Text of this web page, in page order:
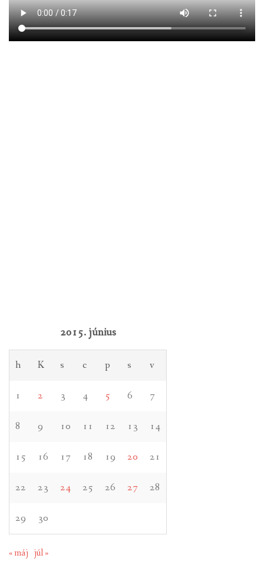
2015. június
h K s c p s v
1 2 3 4 5 6 7
8 9 10 11 12 13 14
15 16 17 18 19 20 21
22 23 24 25 26 27 28
29 30
« máj júl »